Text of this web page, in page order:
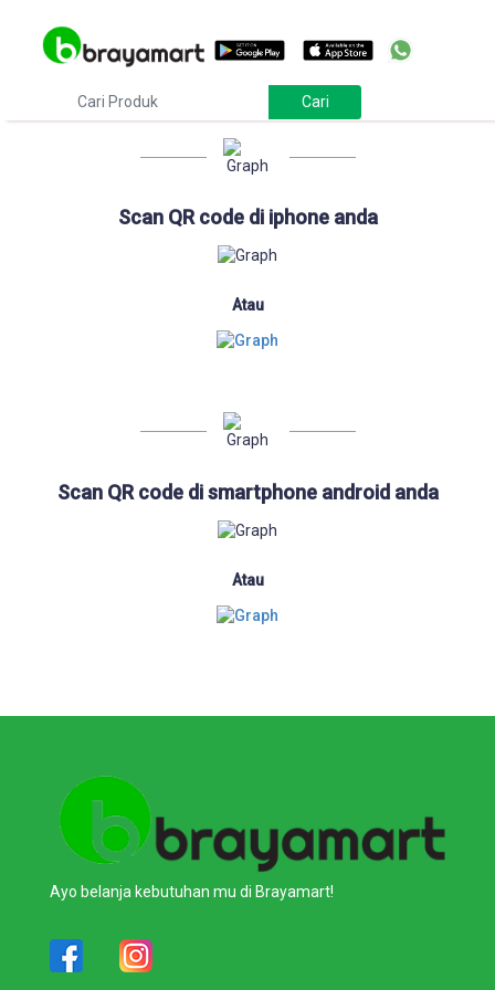
Download
Scan QR code di iphone anda
Atau
Scan QR code di smartphone android anda
Atau
Ayo belanja kebutuhan mu di Brayamart!